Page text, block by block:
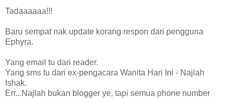
Tadaaaaaa!!!
Baru sempat nak update korang respon dari pengguna
Ephyra.
Yang email tu dari reader.
Yang sms tu dari ex-pengacara Wanita Hari Ini - Najlah
Ishak.
Err...Najlah bukan blogger ye, tapi semua phone number